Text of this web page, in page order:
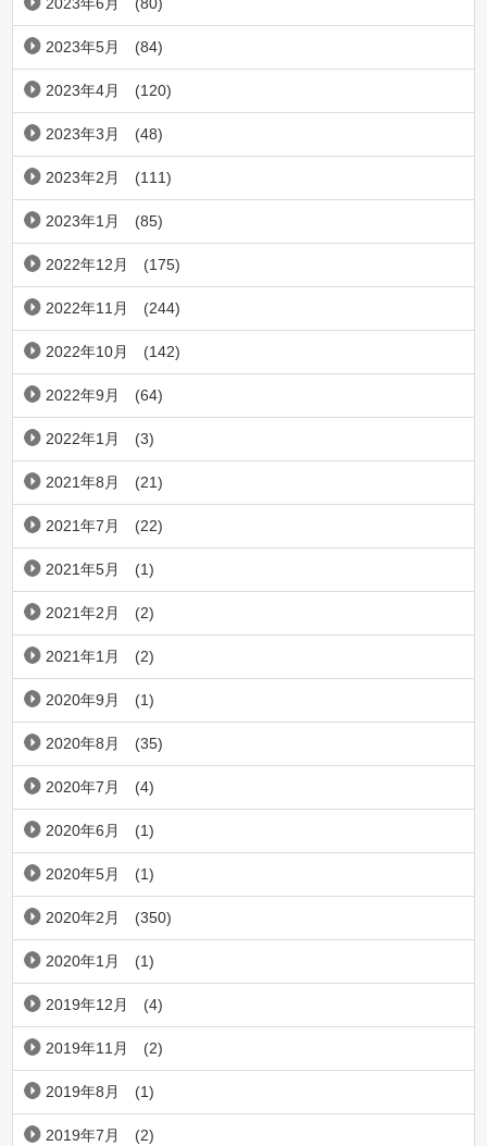
2023年5月 (84)
2023年4月 (120)
2023年3月 (48)
2023年2月 (111)
2023年1月 (85)
2022年12月 (175)
2022年11月 (244)
2022年10月 (142)
2022年9月 (64)
2022年1月 (3)
2021年8月 (21)
2021年7月 (22)
2021年5月 (1)
2021年2月 (2)
2021年1月 (2)
2020年9月 (1)
2020年8月 (35)
2020年7月 (4)
2020年6月 (1)
2020年5月 (1)
2020年2月 (350)
2020年1月 (1)
2019年12月 (4)
2019年11月 (2)
2019年8月 (1)
2019年7月 (2)